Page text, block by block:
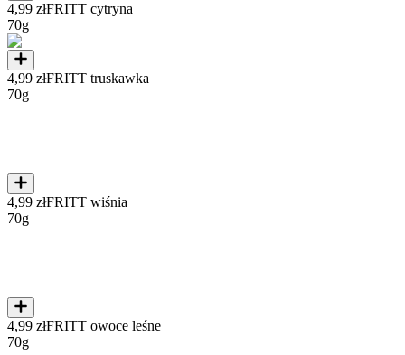
4,99 złFRITT cytryna
70g
4,99 złFRITT truskawka
70g
4,99 zł
70g